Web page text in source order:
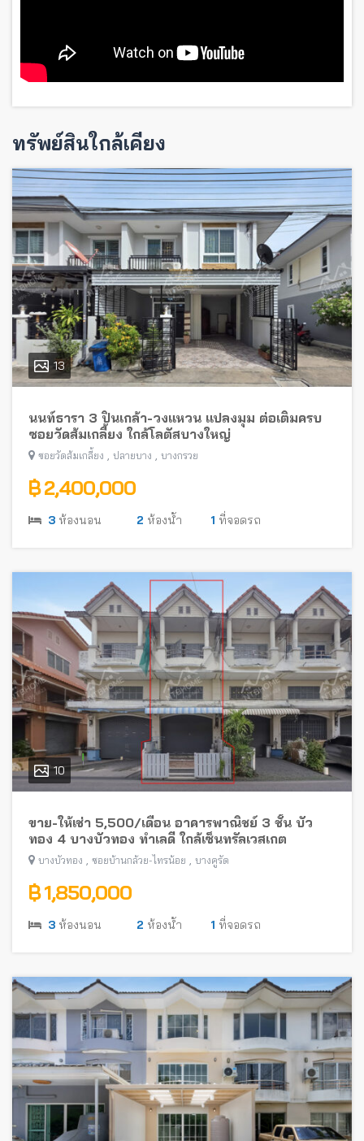
ทรัพย์สินใกล้เคียง
13
นนท์ธารา 3 ปิ่นเกล้า-วงแหวน แปลงมุม ต่อเติมครบ
ซอยวัดส้มเกลี้ยง ใกล้โลตัสบางใหญ่
ซอยวัดส้มเกลี้ยง , ปลายบาง , บางกรวย
฿ 2,400,000
3 ห้องนอน 2 ห้องน้ำ 1 ที่จอดรถ
10
ขาย-ให้เช่า 5,500/เดือน อาคารพาณิชย์ 3 ชั้น บัว
ทอง 4 บางบัวทอง ทำเลดี ใกล้เซ็นทรัลเวสเกต
บางบัวทอง , ซอยบ้านกล้วย-ไทรน้อย , บางคูรัด
฿ 1,850,000
3 ห้องนอน 2 ห้องน้ำ 1 ที่จอดรถ